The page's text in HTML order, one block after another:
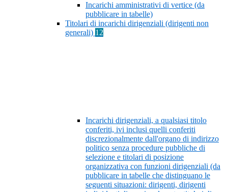
Incarichi amministrativi di vertice (da
pubblicare in tabelle)
Titolari di incarichi dirigenziali (dirigenti non
generali) 12
Incarichi dirigenziali, a qualsiasi titolo
conferiti, ivi inclusi quelli conferiti
discrezionalmente dall'organo di indirizzo
politico senza procedure pubbliche di
selezione e titolari di posizione
organizzativa con funzioni dirigenziali (da
pubblicare in tabelle che distinguano le
seguenti situazioni: dirigenti, dirigenti